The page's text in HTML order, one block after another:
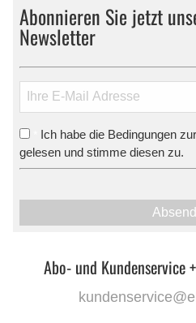
Abonnieren Sie jetzt
Newsletter
Ich habe die Bedingungen
gelesen und stimme diesen zu.
Abo- und